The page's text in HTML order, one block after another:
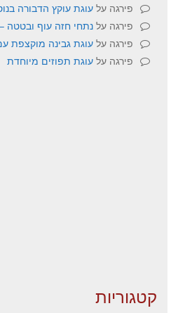
פירגה על עוגת עוקץ הדבורה
פירגה עלנתחי חזה עוף ובטטה
פירגה על עוגת גבינה מוקצפת
פירגה על עוגת תפוזים מיוחדת
קטגוריות